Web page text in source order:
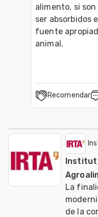
alimento, si
ser absorbidos
fuente
animal.
Recomendar
Institut
La
de la